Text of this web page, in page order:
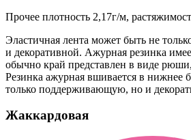
Прочее плотность 2,17г/м,
Эластичная лента может быть не
и декоративной. Ажурная резинка
обычно край представлен в виде
Резинка ажурная вшивается в нижнее
только поддерживающую, но и
Жаккардовая